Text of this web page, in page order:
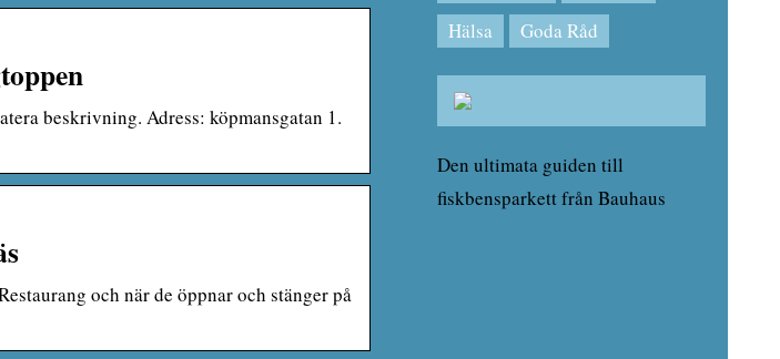
beskrivning. Adress: köpmansgatan 1.
och när de öppnar och stänger på
Hälsa
Goda Råd
Den ultimata guiden till
fiskbensparkett från Bauhaus